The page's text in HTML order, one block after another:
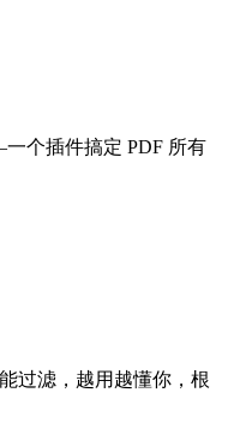
个插件搞定 PDF 所有
过滤，越用越懂你，根